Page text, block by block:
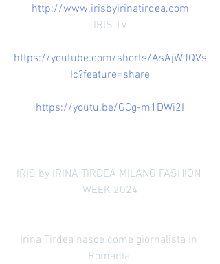
http://www.irisbyirinatirdea.com
IRIS TV
https://youtube.com/shorts/AsAjWJQVs
Ic?feature=share
https://youtu.be/GCg-m1DWi2I
IRIS by IRINA TIRDEA MILANO FASHION
WEEK 2024
Irina Tirdea nasce come giornalista in
Romania.